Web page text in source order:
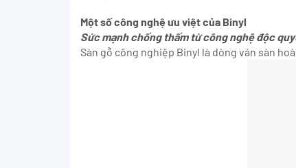
Một số công nghệ ưu việt của Binyl
Sức mạnh chống thấm từ công nghệ độc
Sàn gỗ công nghiệp Binyl là dòng ván sàn